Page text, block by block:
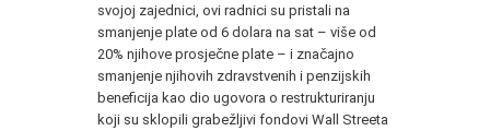
svojoj zajednici, ovi radnici su pristali na
smanjenje plate od 6 dolara na sat – više od
20% njihove prosječne plate – i značajno
smanjenje njihovih zdravstvenih i penzijskih
beneficija kao dio ugovora o restrukturiranju
koji su sklopili grabežljivi fondovi Wall Streeta